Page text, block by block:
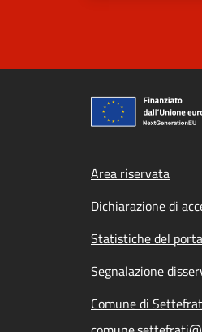
Footer
Area riservata
Dichiarazione di
Statistiche del
Segnalazione
Comune di